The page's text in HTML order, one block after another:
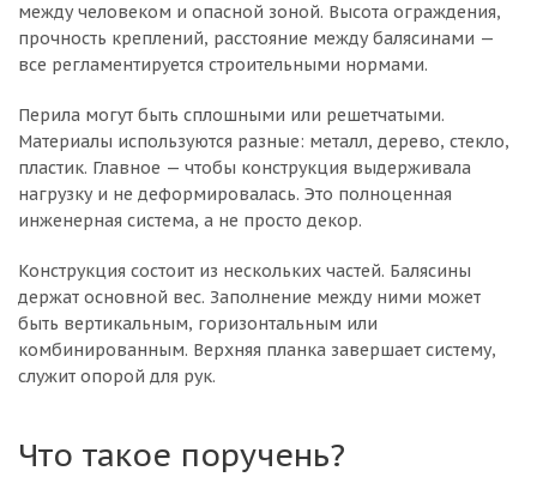
между человеком и опасной зоной. Высота ограждения,
прочность креплений, расстояние между балясинами —
все регламентируется строительными нормами.
Перила могут быть сплошными или решетчатыми.
Материалы используются разные: металл, дерево, стекло,
пластик. Главное — чтобы конструкция выдерживала
нагрузку и не деформировалась. Это полноценная
инженерная система, а не просто декор.
Конструкция состоит из нескольких частей. Балясины
держат основной вес. Заполнение между ними может
быть вертикальным, горизонтальным или
комбинированным. Верхняя планка завершает систему,
служит опорой для рук.
Что такое поручень?